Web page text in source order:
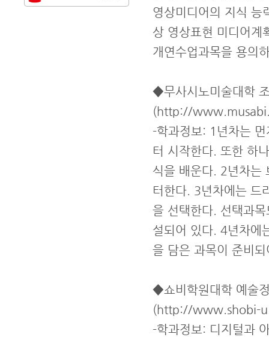
영상미디어의 지식 능
상 영상표현 미디어계
개연수업과목을 용의
◆무사시노미술대학
(http://
-학과정보: 1년차는
터 시작한다. 또한 하
식을 배운다. 2년차는
터한다. 3년차에는 드
을 선택한다. 선택과
설되어 있다. 4년차에
을 담은 과목이 준비
◆쇼비학원대학 예술
(http://www.shobi-
-학과정보: 디지털과